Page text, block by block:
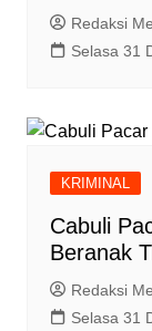
Redaksi
Selasa 31
KRIMINAL
Cabuli
Beranak
Redaksi
Selasa 31